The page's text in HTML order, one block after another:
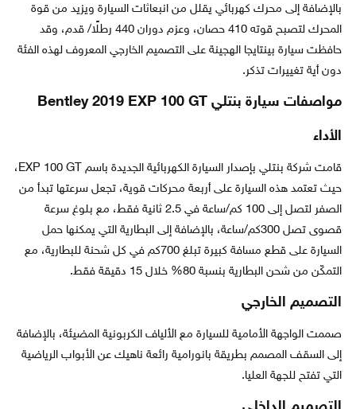
بالإضافة إلى محرك كهربائي يقلل من انبعاثات السيارة ويزيد من قوة
المحرك لتصبح قوته 410 حصان، وعزم دوران 440 رطلًا/ قدم، وقد
حافظت سيارة بينتايجا الهجينة على التصميم الخارجي المعروف لهذه الفئة
دون أية تغييرات تذكر.
مواصفات سيارة بنتلي Bentley 2019 EXP 100 GT
الأداء
قامت شركة بنتلي بإصدار السيارة الكهربائية الجديدة باسم EXP 100 GT،
حيث تعتمد هذه السيارة على أربعة محركات قوية، تجعل سرعتها تبدأ من
الصفر لتصل إلى 100 كم/ساعة في 2.5 ثانية فقط، مع بلوغ سرعة
قصوى تصل 300كم/ساعة، بالإضافة إلى البطارية التي يمكنها حمل
السيارة على قطع مسافة كبيرة تبلغ 700كم في كل شحنة للبطارية، مع
التمكّن من شحن البطارية بنسبة 80% خلال 15 دقيقة فقط.
التصميم الخارجي
صممت الواجهة الأمامية للسيارة مع الألياف الكربونية المضيئة، بالإضافة
إلى السقف المصمم بطريقة بانورامية رائعة ناهيك عن الأبواب الرياضية
التي تفتح للجهة العليا.